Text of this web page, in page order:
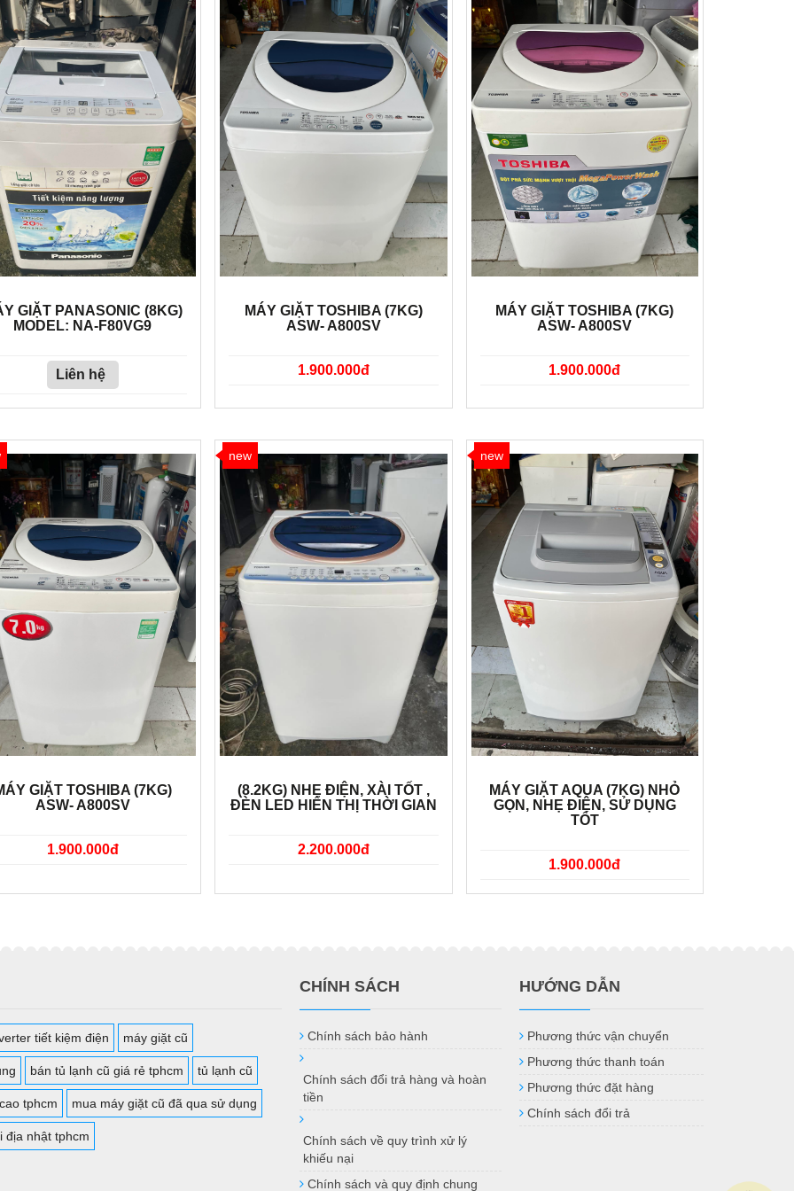
GIẶT PANASONIC (8KG)
MODEL: NA-F80VG9
Liên hệ
MÁY GIẶT TOSHIBA (7KG)
ASW- A800SV
1.900.000đ
MÁY GIẶT TOSHIBA (7KG)
ASW- A800SV
1.900.000đ
GIẶT TOSHIBA (7KG)
ASW- A800SV
1.900.000đ
new
(8.2KG) NHẸ ĐIỆN, XÀI TỐT ,
ĐÈN LED HIỂN THỊ THỜI GIAN
2.200.000đ
new
MÁY GIẶT AQUA (7KG) NHỎ
GỌN, NHẸ ĐIỆN, SỬ DỤNG
TỐT
1.900.000đ
tiết kiệm điện máy giặt cũ
bán tủ lạnh cũ giá rẻ tphcm tủ lạnh cũ
tphcm mua máy giặt cũ đã qua sử dụng
địa nhật tphcm
CHÍNH SÁCH
Chính sách bảo hành
Chính sách đổi trả hàng và hoàn
tiền
Chính sách về quy trình xử lý
khiếu nại
Chính sách và quy định chung
HƯỚNG DẪN
Phương thức vận chuyển
Phương thức thanh toán
Phương thức đặt hàng
Chính sách đổi trả